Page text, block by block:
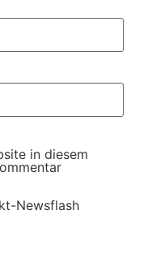
in diesem
Newsflash